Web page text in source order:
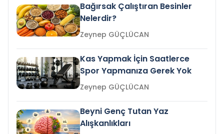
Bağırsak Çalıştıran Besinler
Nelerdir?
Zeynep GÜÇLÜCAN
Kas Yapmak İçin Saatlerce
Spor Yapmanıza Gerek Yok
Zeynep GÜÇLÜCAN
Beyni Genç Tutan Yaz
Alışkanlıkları